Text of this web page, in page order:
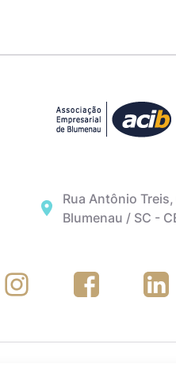
Rua Antônio
Blumenau / SC -